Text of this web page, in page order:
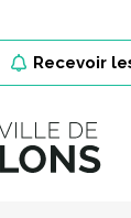
Recevoir
de la